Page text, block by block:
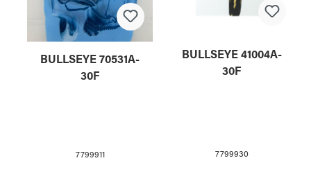
BULLSEYE 70531A-
30F
7799911
BULLSEYE 41004A-
30F
7799930